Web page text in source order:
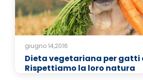
giugno 14,2016
Dieta vegetariana per gatti
Rispettiamo la loro natura